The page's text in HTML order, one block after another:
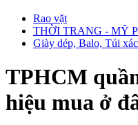
Rao vặt
THỜI TRANG - MỸ
Giày dép, Balo, Túi
TPHCM
hiệu mua ở